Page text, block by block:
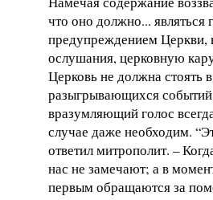
что оно должно... являться
предупреждением Церкви,
ослушания, церковную
Церковь не должна стоять
разыгрывающихся событий
вразумляющий голос
случае даже необходим.
ответил митрополит. –
нас не замечают; а в
первым обращаются за